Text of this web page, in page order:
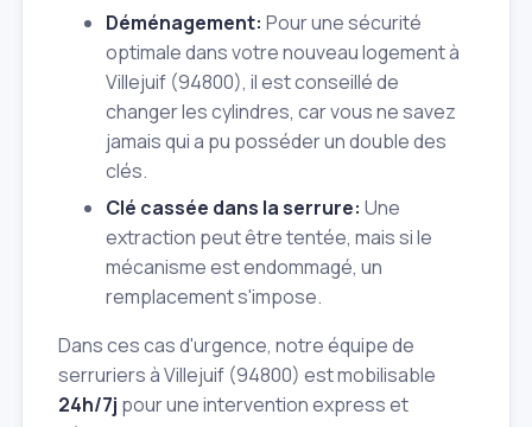
Déménagement: Pour une sécurité
optimale dans votre nouveau logement à
Villejuif (94800), il est conseillé de
changer les cylindres, car vous ne savez
jamais qui a pu posséder un double des
clés.
Clé cassée dans la serrure: Une
extraction peut être tentée, mais si le
mécanisme est endommagé, un
remplacement s'impose.
Dans ces cas d'urgence, notre équipe de
serruriers à Villejuif (94800) est mobilisable
24h/7j pour une intervention express et